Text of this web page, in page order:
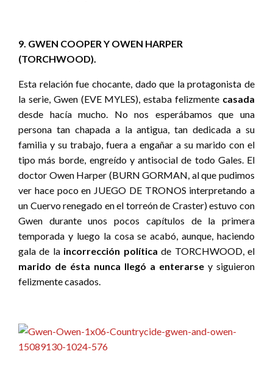
9. GWEN COOPER Y OWEN HARPER
(TORCHWOOD).
Esta relación fue chocante, dado que la protagonista de
la serie, Gwen (EVE MYLES), estaba felizmente casada
desde hacía mucho. No nos esperábamos que una
persona tan chapada a la antigua, tan dedicada a su
familia y su trabajo, fuera a engañar a su marido con el
tipo más borde, engreído y antisocial de todo Gales. El
doctor Owen Harper (BURN GORMAN, al que pudimos
ver hace poco en JUEGO DE TRONOS interpretando a
un Cuervo renegado en el torreón de Craster) estuvo con
Gwen durante unos pocos capítulos de la primera
temporada y luego la cosa se acabó, aunque, haciendo
gala de la incorrección política de TORCHWOOD, el
marido de ésta nunca llegó a enterarse y siguieron
felizmente casados.